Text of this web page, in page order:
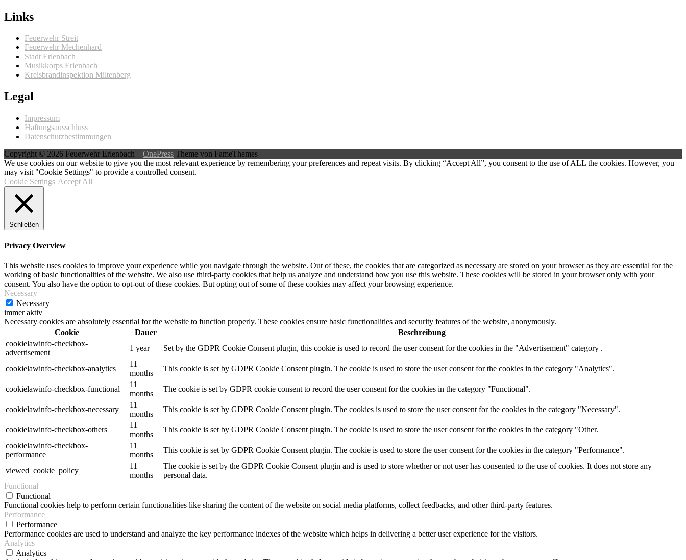
Links
Feuerwehr Streit
Feuerwehr Mechenhard
Stadt Erlenbach
Musikkorps Erlenbach
Kreisbrandinspektion Miltenberg
Legal
Impressum
Haftungsausschluss
Datenschutzbestimmungen
Copyright © 2026 Feuerwehr Erlenbach – OnePress Theme von FameThemes
We use cookies on our website to give you the most relevant experience by remembering your preferences and repeat visits. By clicking “Accept All”, you consent to the use of ALL the cookies. However, you
may visit "Cookie Settings" to provide a controlled consent.
Cookie Settings Accept All
Schließen
Privacy Overview
This website uses cookies to improve your experience while you navigate through the website. Out of these, the cookies that are categorized as necessary are stored on your browser as they are essential for the
working of basic functionalities of the website. We also use third-party cookies that help us analyze and understand how you use this website. These cookies will be stored in your browser only with your
consent. You also have the option to opt-out of these cookies. But opting out of some of these cookies may affect your browsing experience.
Necessary
Necessary
immer aktiv
Necessary cookies are absolutely essential for the website to function properly. These cookies ensure basic functionalities and security features of the website, anonymously.
Cookie
Dauer
Beschreibung
cookielawinfo-checkbox-
advertisement
1 year Set by the GDPR Cookie Consent plugin, this cookie is used to record the user consent for the cookies in the "Advertisement" category .
cookielawinfo-checkbox-analytics
11
months
This cookie is set by GDPR Cookie Consent plugin. The cookie is used to store the user consent for the cookies in the category "Analytics".
cookielawinfo-checkbox-functional
11
months
The cookie is set by GDPR cookie consent to record the user consent for the cookies in the category "Functional".
cookielawinfo-checkbox-necessary
11
months
This cookie is set by GDPR Cookie Consent plugin. The cookies is used to store the user consent for the cookies in the category "Necessary".
cookielawinfo-checkbox-others
11
months
This cookie is set by GDPR Cookie Consent plugin. The cookie is used to store the user consent for the cookies in the category "Other.
cookielawinfo-checkbox-
performance
11
months
This cookie is set by GDPR Cookie Consent plugin. The cookie is used to store the user consent for the cookies in the category "Performance".
viewed_cookie_policy
11
months
The cookie is set by the GDPR Cookie Consent plugin and is used to store whether or not user has consented to the use of cookies. It does not store any
personal data.
Functional
Functional
Functional cookies help to perform certain functionalities like sharing the content of the website on social media platforms, collect feedbacks, and other third-party features.
Performance
Performance
Performance cookies are used to understand and analyze the key performance indexes of the website which helps in delivering a better user experience for the visitors.
Analytics
Analytics